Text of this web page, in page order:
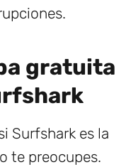
gratuita
Surfshark es la
te preocupes.